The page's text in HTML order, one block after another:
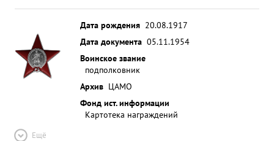
Дата рождения 20.08.1917
Дата документа 05.11.1954
Воинское звание
подполковник
Архив ЦАМО
Фонд ист. информации
Картотека награждений
Ещё